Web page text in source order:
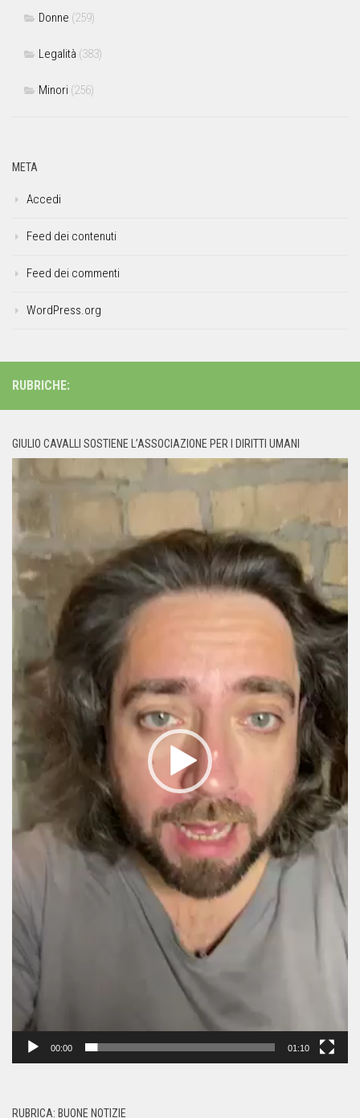
Donne (259)
Legalità (383)
Minori (256)
META
Accedi
Feed dei contenuti
Feed dei commenti
WordPress.org
RUBRICHE:
GIULIO CAVALLI SOSTIENE L’ASSOCIAZIONE PER I DIRITTI UMANI
00:00 01:10
RUBRICA: BUONE NOTIZIE